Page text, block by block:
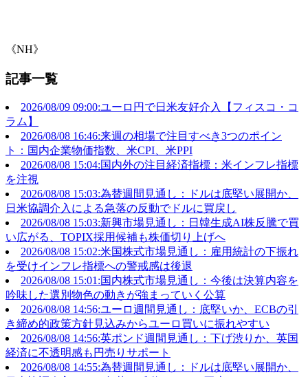
《NH》
記事一覧
2026/08/09 09:00:ユーロ円で日米友好介入【フィスコ・コ
ラム】
2026/08/08 16:46:来週の相場で注目すべき3つのポイン
ト：国内企業物価指数、米CPI、米PPI
2026/08/08 15:04:国内外の注目経済指標：米インフレ指標
を注視
2026/08/08 15:03:為替週間見通し：ドルは底堅い展開か、
日米協調介入による急落の反動でドルに買戻し
2026/08/08 15:03:新興市場見通し：日韓生成AI株反騰で買
い広がる、TOPIX採用候補も株価切り上げへ
2026/08/08 15:02:米国株式市場見通し：雇用統計の下振れ
を受けインフレ指標への警戒感は後退
2026/08/08 15:01:国内株式市場見通し：今後は決算内容を
吟味した選別物色の動きが強まっていく公算
2026/08/08 14:56:ユーロ週間見通し：底堅いか、ECBの引
き締め的政策方針見込みからユーロ買いに振れやすい
2026/08/08 14:56:英ポンド週間見通し：下げ渋りか、英国
経済に不透明感も円売りサポート
2026/08/08 14:55:為替週間見通し：ドルは底堅い展開か、